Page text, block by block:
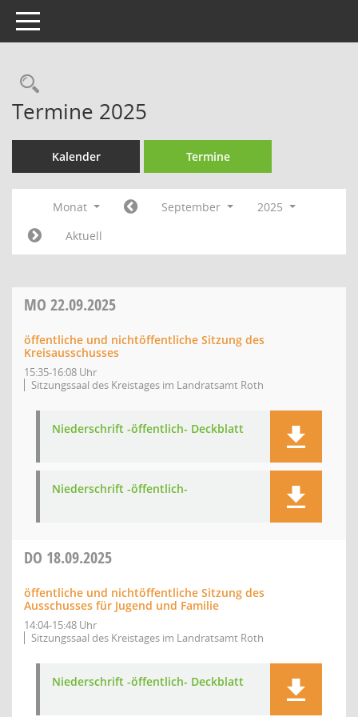
Toggle navigation
Rechercheauswahl
Termine 2025
Kalender Termine
Monat September
2025
Aktuell
MO 22.09.2025
öffentliche und nichtöffentliche Sitzung des
Kreisausschusses
15:35-16:08 Uhr
Sitzungssaal des Kreistages im Landratsamt Roth
Niederschrift -öffentlich- Deckblatt
Niederschrift -öffentlich-
DO 18.09.2025
öffentliche und nichtöffentliche Sitzung des
Ausschusses für Jugend und Familie
14:04-15:48 Uhr
Sitzungssaal des Kreistages im Landratsamt Roth
Niederschrift -öffentlich- Deckblatt